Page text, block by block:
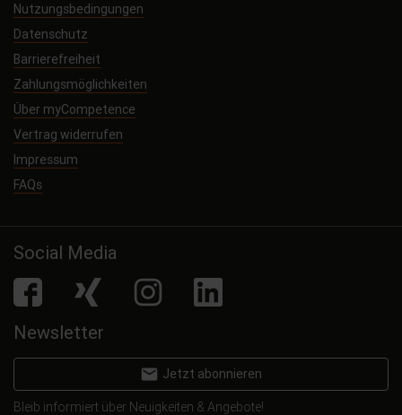
Nutzungsbedingungen
Datenschutz
Barrierefreiheit
Zahlungsmöglichkeiten
Über myCompetence
Vertrag widerrufen
Impressum
FAQs
Social Media
facebook Xing Instagram LinkedIn
Newsletter
email Jetzt abonnieren
Bleib informiert über Neuigkeiten & Angebote!